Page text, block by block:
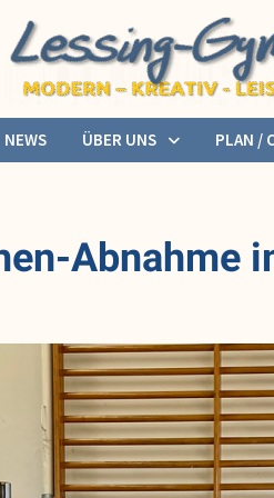
NEWS ÜBER UNS PLAN /
Abnahme